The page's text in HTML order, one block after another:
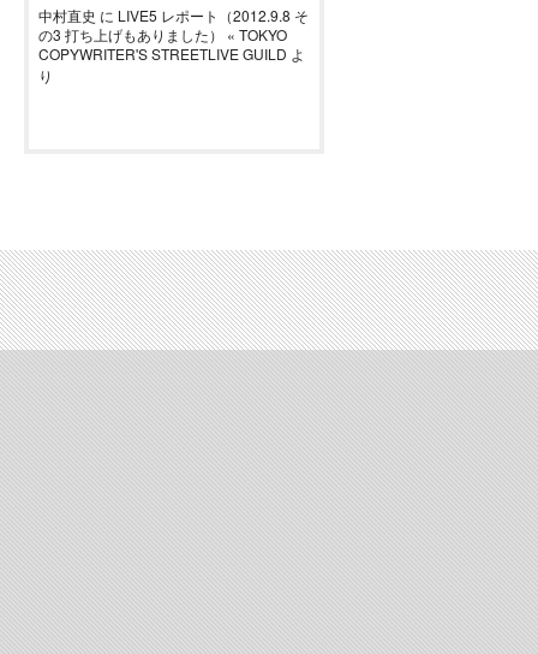
中村直史 に LIVE5 レポート（2012.9.8 そ
の3 打ち上げもありました） « TOKYO
COPYWRITER'S STREETLIVE GUILD よ
り